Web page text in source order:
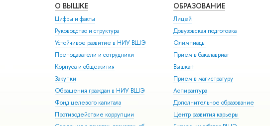
О ВЫШКЕ
Цифры и факты
Руководство и структура
Устойчивое развитие в НИУ ВШЭ
Преподаватели и сотрудники
Корпуса и общежития
Закупки
Обращения граждан в НИУ ВШЭ
Фонд целевого капитала
Противодействие коррупции
ОБРАЗОВАНИЕ
Лицей
Довузовская подготовка
Олимпиады
Прием в бакалавриат
Вышка+
Прием в магистратуру
Аспирантура
Дополнительное образование
Центр развития карьеры